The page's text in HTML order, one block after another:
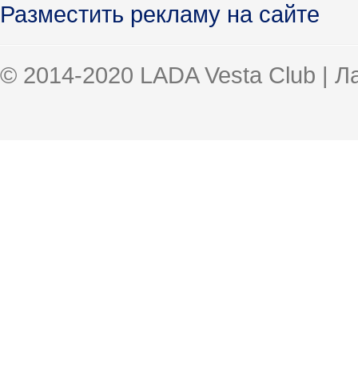
Разместить рекламу на сайте
© 2014-2020 LADA Vesta Club |